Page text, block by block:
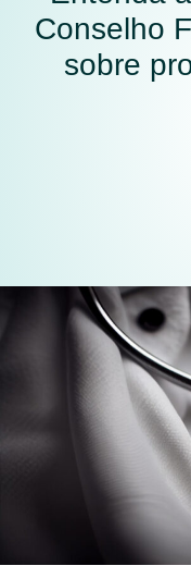
Conselho
sobre